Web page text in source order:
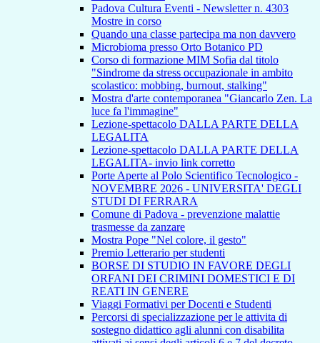
Padova Cultura Eventi - Newsletter n. 4303
Mostre in corso
Quando una classe partecipa ma non davvero
Microbioma presso Orto Botanico PD
Corso di formazione MIM Sofia dal titolo
"Sindrome da stress occupazionale in ambito
scolastico: mobbing, burnout, stalking"
Mostra d'arte contemporanea "Giancarlo Zen. La
luce fa l'immagine"
Lezione-spettacolo DALLA PARTE DELLA
LEGALITA
Lezione-spettacolo DALLA PARTE DELLA
LEGALITA- invio link corretto
Porte Aperte al Polo Scientifico Tecnologico -
NOVEMBRE 2026 - UNIVERSITA' DEGLI
STUDI DI FERRARA
Comune di Padova - prevenzione malattie
trasmesse da zanzare
Mostra Pope "Nel colore, il gesto"
Premio Letterario per studenti
BORSE DI STUDIO IN FAVORE DEGLI
ORFANI DEI CRIMINI DOMESTICI E DI
REATI IN GENERE
Viaggi Formativi per Docenti e Studenti
Percorsi di specializzazione per le attivita di
sostegno didattico agli alunni con disabilita